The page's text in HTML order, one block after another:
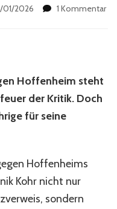
01/2026 1 Kommentarzu
Hoffenheim steht
der Kritik. Doch
für seine
Hoffenheims
Kohr nicht nur
sondern